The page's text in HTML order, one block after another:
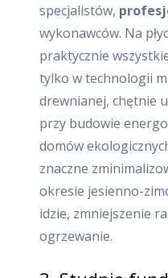
specjalistów,
wykonawców. Na
praktycznie
tylko w technologii
drewnianej, chętnie
przy budowie
domów
znaczne
okresie jesienno-
idzie, zmniejszenie
ogrzewanie.